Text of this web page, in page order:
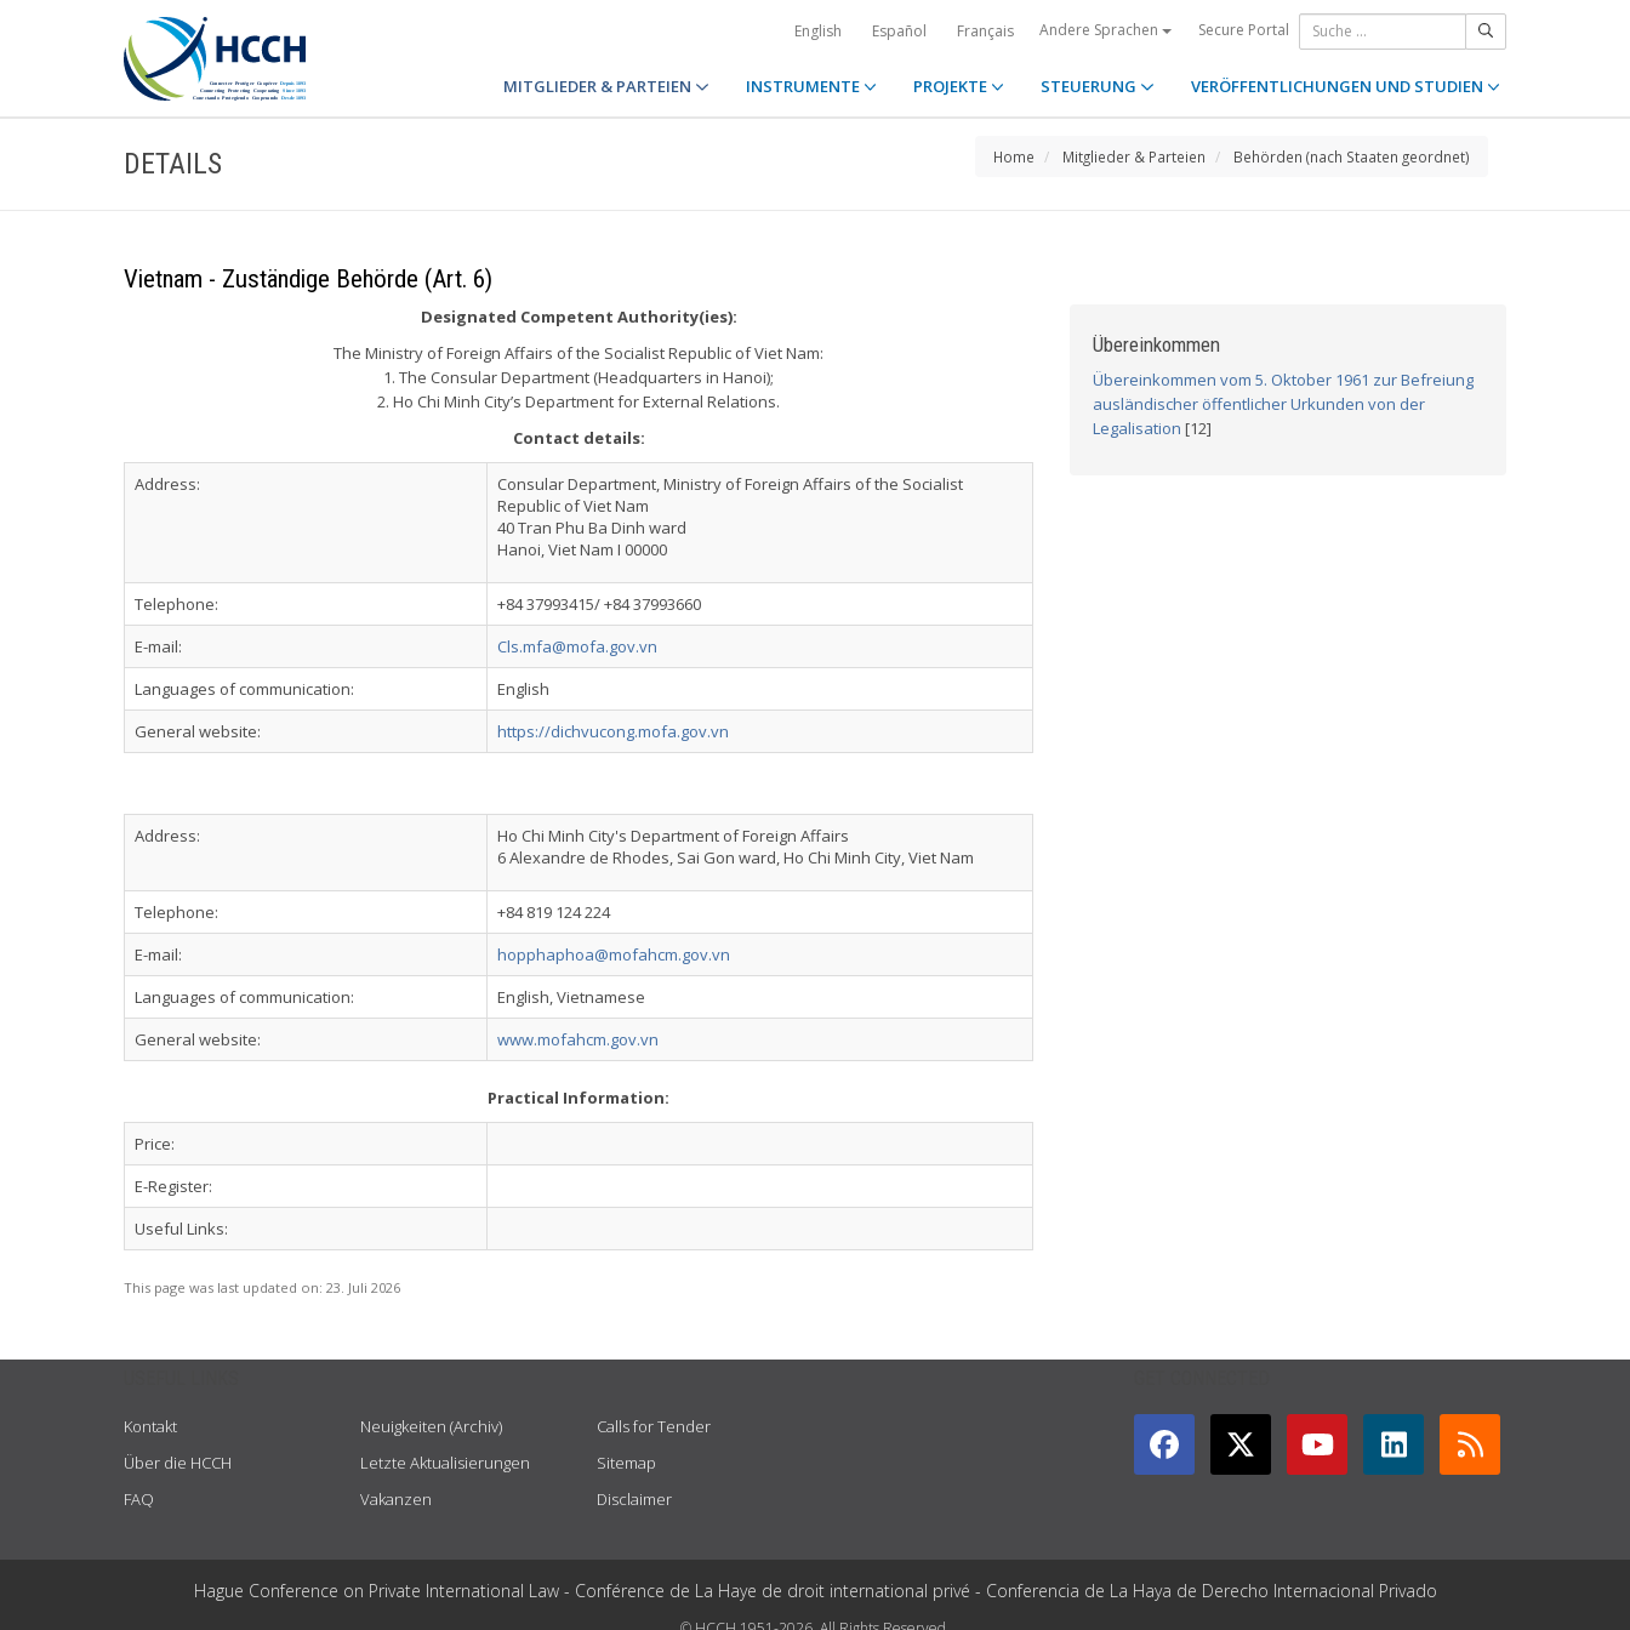
English Español Français Andere Sprachen Secure Portal
MITGLIEDER & PARTEIEN INSTRUMENTE PROJEKTE STEUERUNG VERÖFFENTLICHUNGEN UND STUDIEN
DETAILS Home Mitglieder & Parteien Behörden (nach Staaten geordnet)
Vietnam - Zuständige Behörde (Art. 6)
Designated Competent Authority(ies):
The Ministry of Foreign Affairs of the Socialist Republic of Viet Nam:
1. The Consular Department (Headquarters in Hanoi);
2. Ho Chi Minh City’s Department for External Relations.
Contact details:
Address:
Consular Department, Ministry of Foreign Affairs of the Socialist
Republic of Viet Nam
40 Tran Phu Ba Dinh ward
Hanoi, Viet Nam I 00000
Telephone:
+84 37993415/ +84 37993660
E-mail:
Cls.mfa@mofa.gov.vn
Languages of communication:
English
General website:
https://dichvucong.mofa.gov.vn
Address:
Ho Chi Minh City's Department of Foreign Affairs
6 Alexandre de Rhodes, Sai Gon ward, Ho Chi Minh City, Viet Nam
Telephone:
+84 819 124 224
E-mail:
hopphaphoa@mofahcm.gov.vn
Languages of communication:
English, Vietnamese
General website:
www.mofahcm.gov.vn
Practical Information:
Price:
E-Register:
Useful Links:
This page was last updated on: 23. Juli 2026
Übereinkommen
Übereinkommen vom 5. Oktober 1961 zur Befreiung
ausländischer öffentlicher Urkunden von der
Legalisation [12]
Kontakt
Über die HCCH
FAQ
Neuigkeiten (Archiv)
Letzte Aktualisierungen
Vakanzen
Calls for Tender
Sitemap
Disclaimer
Hague Conference on Private International Law - Conférence de La Haye de droit international privé - Conferencia de La Haya de Derecho Internacional Privado